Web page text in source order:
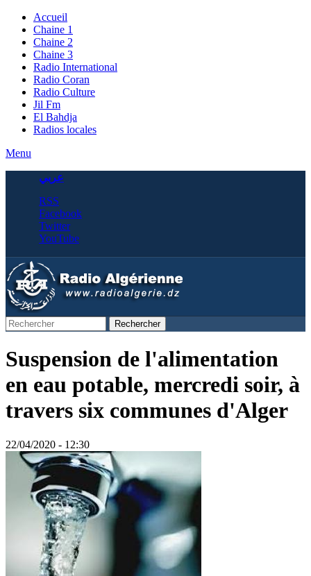
Accueil
Chaine 1
Chaine 2
Chaine 3
Radio International
Radio Coran
Radio Culture
Jil Fm
El Bahdja
Radios locales
Menu
عربي
RSS
Facebook
Twitter
YouTube
Rechercher
Suspension de l'alimentation
en eau potable, mercredi soir, à
travers six communes d'Alger
22/04/2020 - 12:30